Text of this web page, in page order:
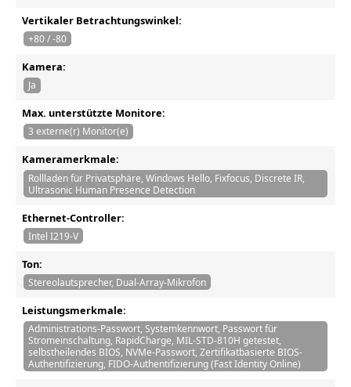
Vertikaler Betrachtungswinkel:
+80 / -80
Kamera:
Ja
Max. unterstützte Monitore:
3 externe(r) Monitor(e)
Kameramerkmale:
Rollladen für Privatsphäre, Windows Hello, Fixfocus, Discrete IR,
Ultrasonic Human Presence Detection
Ethernet-Controller:
Intel I219-V
Ton:
Stereolautsprecher, Dual-Array-Mikrofon
Leistungsmerkmale:
Administrations-Passwort, Systemkennwort, Passwort für
Stromeinschaltung, RapidCharge, MIL-STD-810H getestet,
selbstheilendes BIOS, NVMe-Passwort, Zertifikatbasierte BIOS-
Authentifizierung, FIDO-Authentifizierung (Fast Identity Online)